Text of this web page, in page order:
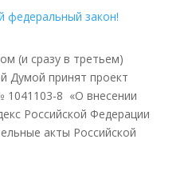
(и сразу в третьем)
Думой принят проект
1041103-8 «О внесении
Российской Федерации
акты Российской